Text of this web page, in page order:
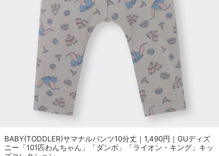
BABY(TODDLER)サマナルパンツ10分丈｜1,490円｜GUディズ
ニー「101匹わんちゃん」「ダンボ」「ライオン・キング」キッ